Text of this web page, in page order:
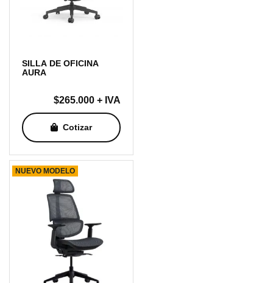
SILLA DE OFICINA
AURA
$265.000 + IVA
Cotizar
NUEVO MODELO